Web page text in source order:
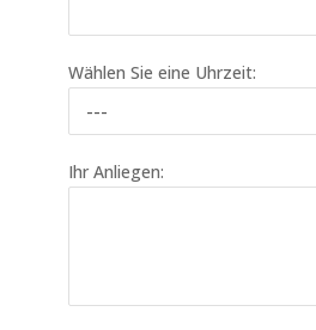
Wählen Sie eine Uhrzeit:
Ihr Anliegen: